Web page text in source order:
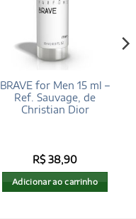
BRAVE for Men 15 ml –
Ref. Sauvage, de
Christian Dior
R$38,90
Adicionar ao carrinho